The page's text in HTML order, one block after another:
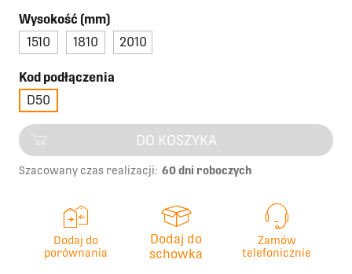
Wysokość (mm)
1510
1810 2010
Kod podłączenia
D50
DO KOSZYKA
Szacowany czas realizacji: 60 dni roboczych
Dodaj do
porównania
Dodaj do
schowka
Zamów
telefonicznie